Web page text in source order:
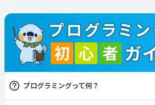
プログラミングって何？